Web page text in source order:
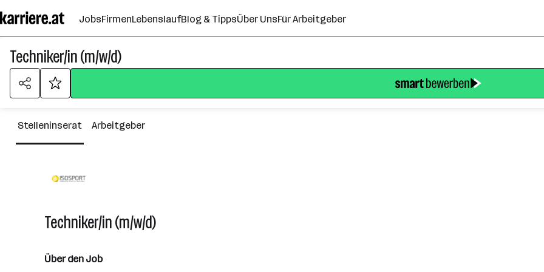
Seiteninhalt
springen
JobsFirmenLebenslaufBlog & TippsÜber UnsFür Arbeitgeber
Techniker/in (m/w/d)
Stelleninserat Arbeitgeber
Techniker/in (m/w/d)
Über den Job